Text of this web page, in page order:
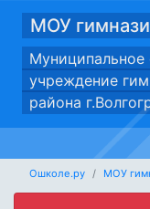
МОУ
Муниципальное
учреждение
района
Ошколе.ру МОУ